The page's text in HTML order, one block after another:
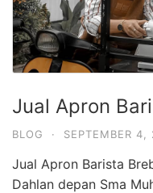
Jual Apron
BLOG · SEPTEMBER 4,
Jual Apron Barista
Dahlan depan Sma